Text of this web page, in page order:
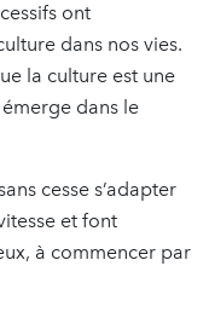
ont
dans nos vies.
la culture est une
dans le
cesse s’adapter
et font
à commencer par